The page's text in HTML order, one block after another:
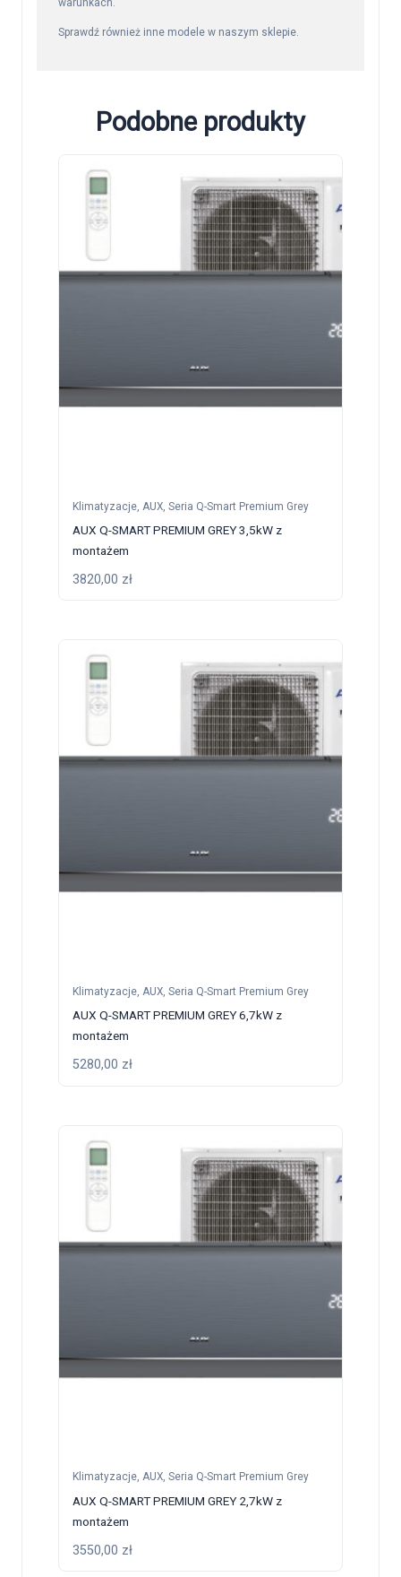
warunkach.
Sprawdź również inne modele w naszym sklepie.
Podobne produkty
Klimatyzacje AUX ,Seria Q-Smart Premium Grey
AUX Q-SMART PREMIUM GREY 3,5kW z
montażem
3820,00 zł
Klimatyzacje AUX ,Seria Q-Smart Premium Grey
AUX Q-SMART PREMIUM GREY 6,7kW z
montażem
5280,00 zł
Klimatyzacje,AUX,Seria Q-Smart Premium Grey
AUX Q-SMART PREMIUM GREY 2,7kW z
montażem
3550,00 zł